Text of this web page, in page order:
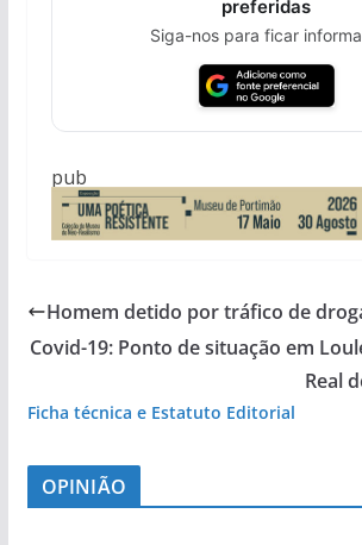
preferidas
Siga-nos para ficar
pub
Homem detido por tráfico de
Covid-19: Ponto de situação em
Real
Ficha técnica e Estatuto Editorial
OPINIÃO